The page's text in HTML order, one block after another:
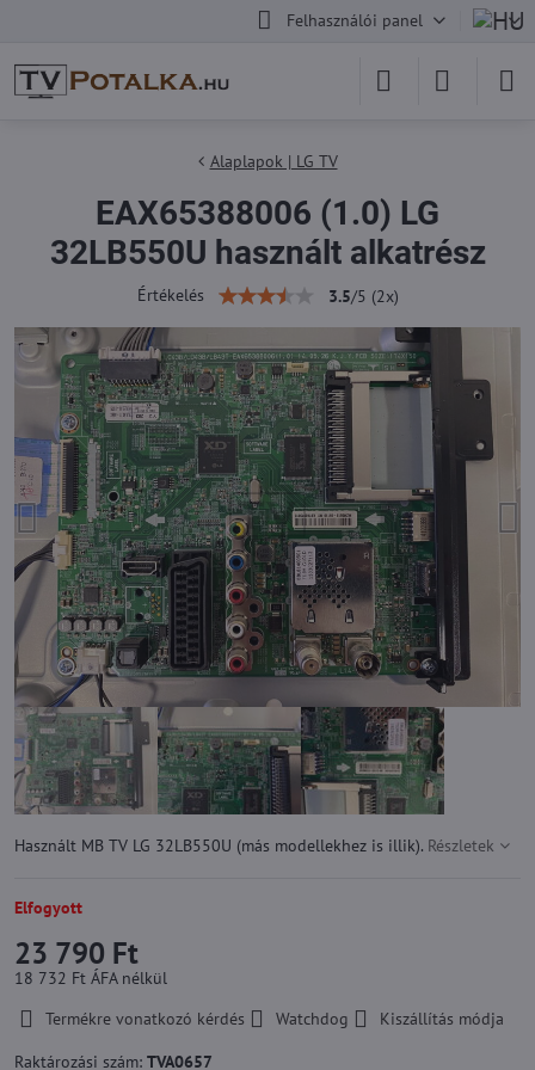
Felhasználói panel
Alaplapok | LG TV
EAX65388006 (1.0) LG
32LB550U használt alkatrész
Értékelés 3.5/5 (2x)
Használt MB TV LG 32LB550U (más modellekhez is illik). Részletek
Elfogyott
23 790 Ft
18 732 Ft ÁFA nélkül
Termékre vonatkozó kérdés
Watchdog
Kiszállítás módja
Raktározási szám: TVA0657